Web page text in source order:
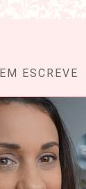
ESCREVE